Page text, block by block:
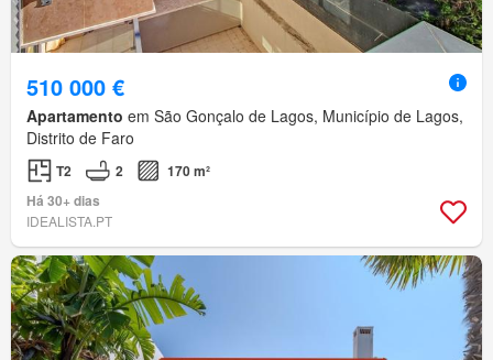
510 000 €
Apartamento em São Gonçalo de Lagos, Município de Lagos,
Distrito de Faro
T2 2
170 m²
Há 30+ dias
IDEALISTA.PT